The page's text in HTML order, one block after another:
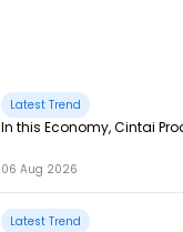
Latest Trend
In this Economy, Cintai
06 Aug 2026
Latest Trend